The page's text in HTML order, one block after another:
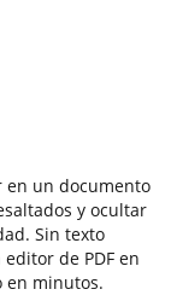
en un documento
y ocultar
Sin texto
de PDF en
en minutos.